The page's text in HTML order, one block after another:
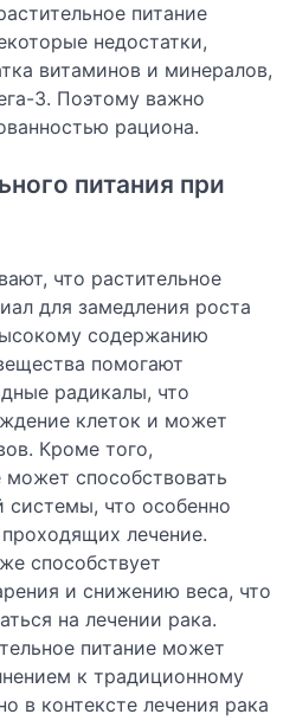
питание
недостатки,
витаминов и минералов,
3. Поэтому важно
рациона.
питания при
что растительное
для замедления роста
содержанию
помогают
радикалы, что
клеток и может
Кроме того,
может способствовать
что особенно
лечение.
способствует
и снижению веса, что
на лечении рака.
питание может
к традиционному
в контексте лечения рака